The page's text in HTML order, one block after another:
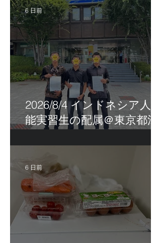
2026/8/4 インドネシア人技
能実習生の配属＠東京都江
6 日前
6 日前